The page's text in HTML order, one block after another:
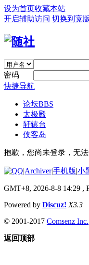
设为首页收藏本站
开启辅助访问 切换到宽版
密码
快捷导航
论坛BBS
太极殿
轩辕台
侠客岛
抱歉，您尚未登录，无
|Archiver|手机版|小
GMT+8, 2026-8-8 14:29 ,
Powered by Discuz! X3.3
© 2001-2017 Comsenz Inc.
返回顶部